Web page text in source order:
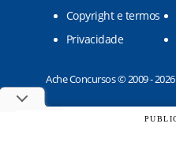
Copyright e termos
Privacidade
Ache Concursos © 2009 -